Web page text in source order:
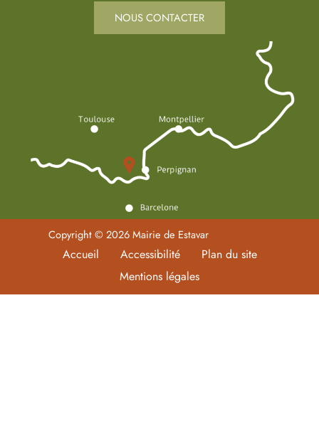
NOUS CONTACTER
Copyright © 2026 Mairie de Estavar
Accueil Accessibilité
Plan du site
Mentions légales